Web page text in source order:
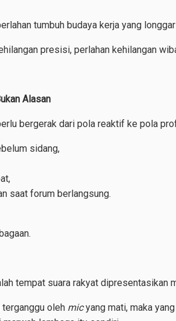
tumbuh budaya kerja yang
presisi, perlahan kehilangan
Alasan
bergerak dari pola reaktif ke pola
sidang,
saat forum berlangsung.
tempat suara rakyat dipresentasikan
terganggu oleh micyang mati, maka